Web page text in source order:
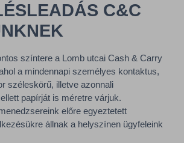
C&C
színtere a Lomb utcai Cash & Carry
a mindennapi személyes kontaktus,
széleskörű, illetve azonnali
papírját is méretre várjuk.
előre egyeztetett
állnak a helyszínen ügyfeleink